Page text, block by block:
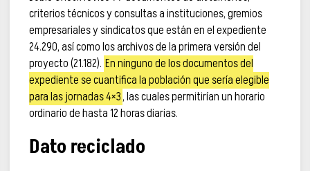
criterios técnicos y consultas a instituciones, gremios
empresariales y sindicatos que están en el expediente
24.290, así como los archivos de la primera versión del
proyecto (21.182). En ninguno de los documentos del
expediente se cuantifica la población que sería elegible
para las jornadas 4×3, las cuales permitirían un horario
ordinario de hasta 12 horas diarias.
Dato reciclado